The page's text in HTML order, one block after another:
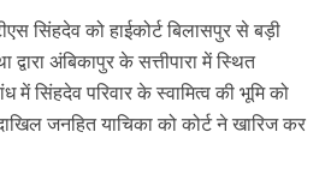
सिंहदेव को हाईकोर्ट बिलासपुर से बड़ी
अंबिकापुर के सत्तीपारा में स्थित
में सिंहदेव परिवार के स्वामित्व की भूमि को
जनहित याचिका को कोर्ट ने खारिज कर